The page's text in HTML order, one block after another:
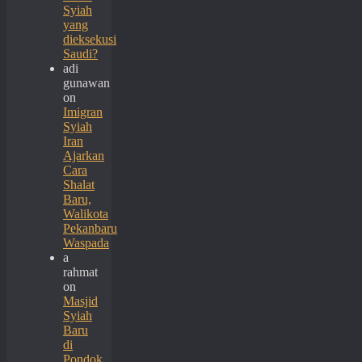
Syiah
yang
dieksekusi
Saudi?
adi
gunawan
on
Imigran
Syiah
Iran
Ajarkan
Cara
Shalat
Baru,
Walikota
Pekanbaru
Waspada
a
rahmat
on
Masjid
Syiah
Baru
di